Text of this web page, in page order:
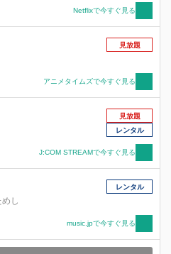
Netflixで今すぐ見る
見放題
アニメタイムズで今すぐ見る
見放題
レンタル
J:COM STREAMで今すぐ見る
し
レンタル
music.jpで今すぐ見る